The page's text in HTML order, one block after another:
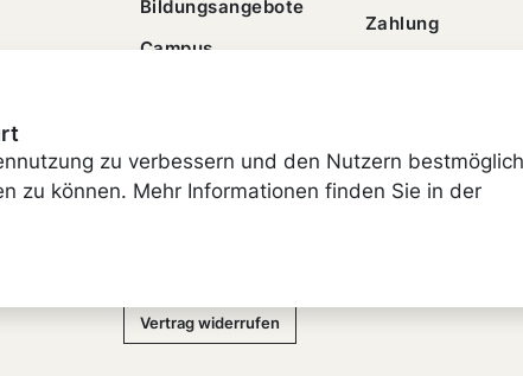
Bildungsangebote
Campus
Zahlung
Vertrag widerrufen
zu verbessern und den Nutzern
zu können. Mehr Informationen finden Sie in der